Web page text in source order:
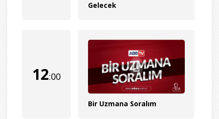
Gelecek
12:00
Bir Uzmana Soralım